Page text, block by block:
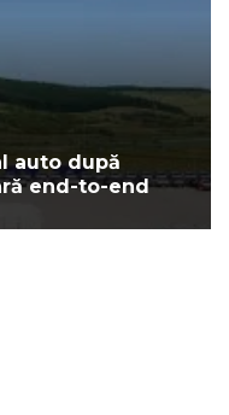
auto după
end-to-end